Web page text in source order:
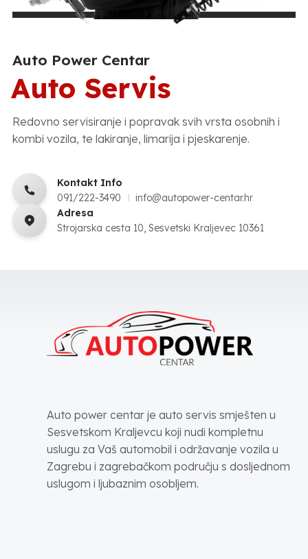
Auto Power Centar
Auto Servis
Redovno servisiranje i popravak svih vrsta osobnih i
kombi vozila, te lakiranje, limarija i pjeskarenje.
Kontakt Info
091/222-3490
info@autopower-centar.hr
Adresa
Strojarska cesta 10, Sesvetski Kraljevec 10361
Auto power centar je auto servis smješten u
Sesvetskom Kraljevcu koji nudi kompletnu
uslugu za Vaš automobil i održavanje vozila u
Zagrebu i zagrebačkom području s dosljednom
uslugom i ljubaznim osobljem.